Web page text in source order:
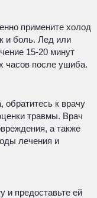
примените холод
и боль. Лед или
15-20 минут
часов после ушиба.
к врачу
травмы. Врач
а также
лечения и
и предоставьте ей